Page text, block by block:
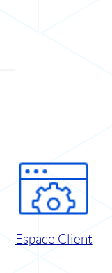
Espace Client